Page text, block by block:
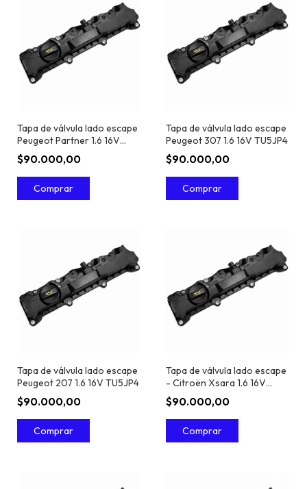
Tapa de válvula lado escape
Peugeot Partner 1.6 16V
TU5JP4
$90.000,00
Tapa de válvula lado escape
Peugeot 307 1.6 16V TU5JP4
$90.000,00
Tapa de válvula lado escape
Peugeot 207 1.6 16V TU5JP4
$90.000,00
Tapa de válvula lado escape
- Citroën Xsara 1.6 16V
TU5JP4
$90.000,00